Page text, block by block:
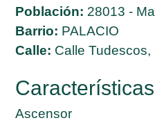
Población: 28013 -
Barrio: PALACIO
Calle: Calle Tudescos,
Ascensor